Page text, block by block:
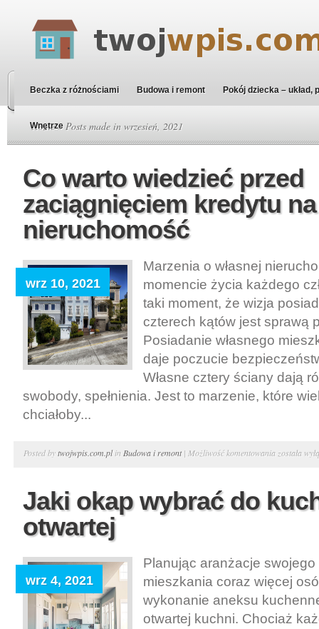
Beczka z różnościami Budowa i remont Pokój dziecka – układ,
Wnętrze
Home» Posts made in wrzesień, 2021
Co warto wiedzieć przed
zaciągnięciem kredytu na
nieruchomość
wrz 10, 2021
Marzenia o własnej
momencie życia każdego
taki moment, że wizja
czterech kątów jest sprawą
Posiadanie własnego
daje poczucie
Własne cztery ściany dają
swobody, spełnienia. Jest to marzenie, które
chciałoby...
Posted bytwojwpis.com.plin Budowa i remont| Możliwość komentowania Co
przed
została
Jaki okap wybrać do
otwartej
wrz 4, 2021
Planując aranżacje
mieszkania coraz więcej
wykonanie aneksu
otwartej kuchni. Chociaż